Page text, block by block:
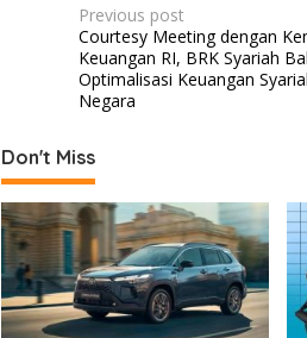
P
o
s
n
a
v
i
g
a
Previous post
Courtesy Meeting dengan
Keuangan RI, BRK Syariah
Optimalisasi Keuangan
Negara
Don't Miss